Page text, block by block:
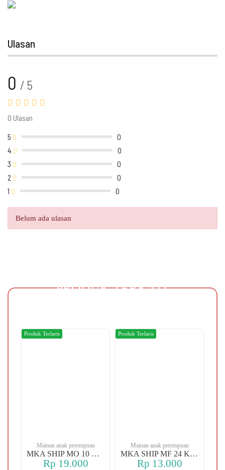
Ulasan
0 / 5
0 Ulasan
5
0
4
0
3
0
2
0
1
0
Belum ada ulasan
PRODUK TERKAIT
Mainan anak perempuan
MKA SHIP MO 10 CHERRY
Rp 19.000
Produk Terlaris
Mainan anak perempuan
MKA SHIP MF 24 KERANJANG
Rp 13.000
Produk Terlaris